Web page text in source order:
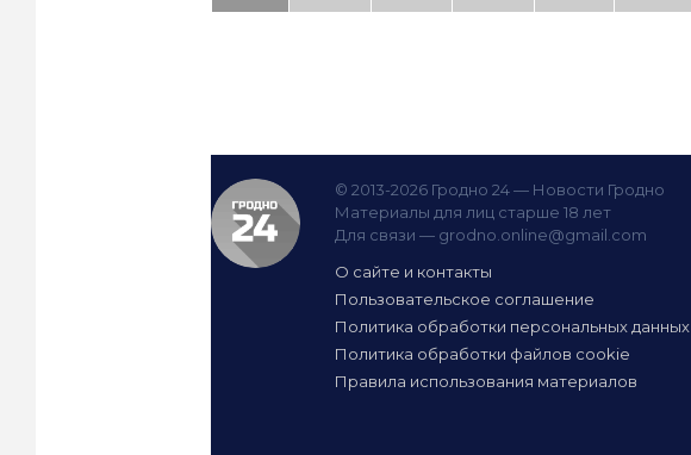
© 2013-2026 Гродно 24 — Новости Гродно
Материалы для лиц старше 18 лет
Для связи — grodno.online@gmail.com
О сайте и контакты
Пользовательское соглашение
Политика обработки персональных данных
Политика обработки файлов cookie
Правила использования материалов